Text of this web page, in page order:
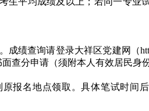
查询请登录大祥区党建网（
查分申请（须附本人有效居民身
名地点领取。具体笔试时间